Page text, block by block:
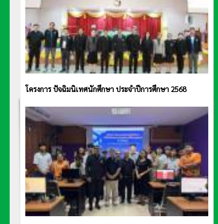
โครงการ ปัจฉิมนิเทศนักศึกษา ประจำปีการศึกษา 2568